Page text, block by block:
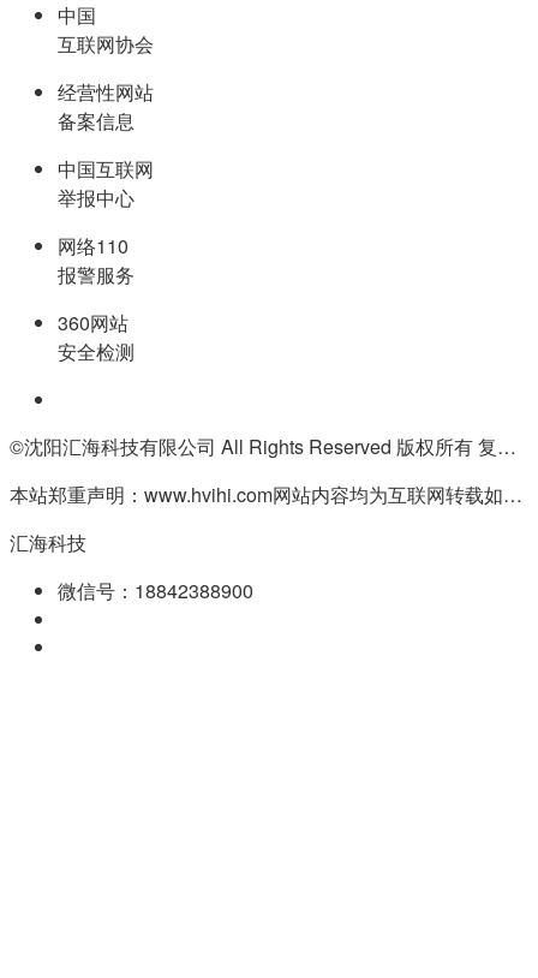
中国
互联网协会
经营性网站
备案信息
中国互联网
举报中心
网络110
报警服务
360网站
安全检测
©沈阳汇海科技有限公司 All Rights Reserved 版权所有 复制必究
本站郑重声明：www.hvihi.com网站内容均为互联网转载如有侵权请联系QQ:55506560删除
汇海科技
微信号：18842388900